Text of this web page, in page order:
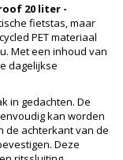
20 liter -
fietstas, maar
PET materiaal
Met een inhoud van
dagelijkse
in gedachten. De
kan worden
de achterkant van de
Deze